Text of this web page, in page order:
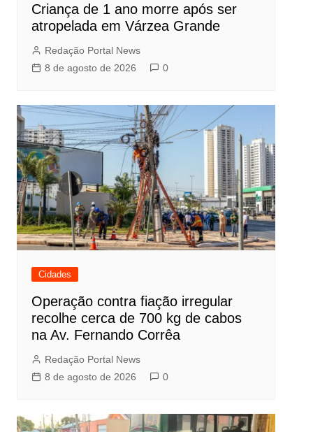
Criança de 1 ano morre após ser
atropelada em Várzea Grande
Redação Portal News
8 de agosto de 2026
0
Cidades
Operação contra fiação irregular
recolhe cerca de 700 kg de cabos
na Av. Fernando Corrêa
Redação Portal News
8 de agosto de 2026
0